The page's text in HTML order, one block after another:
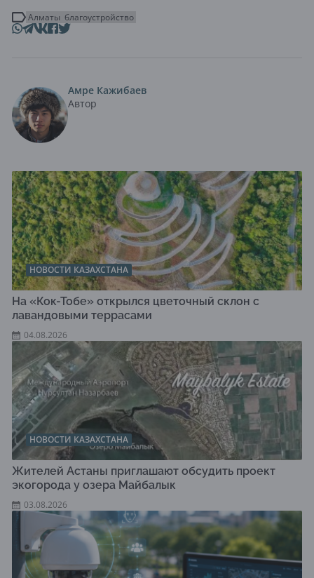
Алматы благоустройство
Амре Кажибаев
Автор
НОВОСТИ КАЗАХСТАНА
На «Кок-Тобе» открылся цветочный склон с
лавандовыми террасами
04.08.2026
НОВОСТИ КАЗАХСТАНА
Жителей Астаны приглашают обсудить проект
экогорода у озера Майбалык
03.08.2026